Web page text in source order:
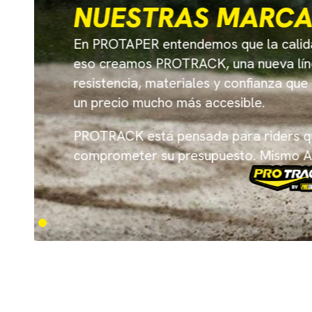
MANUBRIO
Nuevo edición especial.
Manubrio S.E morado
Estilo único!
¡COMPRA AHORA!